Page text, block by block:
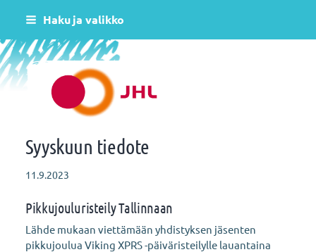
Siirry
sisältöön
Haku ja valikko
Helsingin varhaiskasvatus JHL ry 081
Syyskuun tiedote
11.9.2023
Pikkujouluristeily Tallinnaan
Lähde mukaan viettämään yhdistyksen jäsenten
pikkujoulua Viking XPRS -päiväristeilylle lauantaina